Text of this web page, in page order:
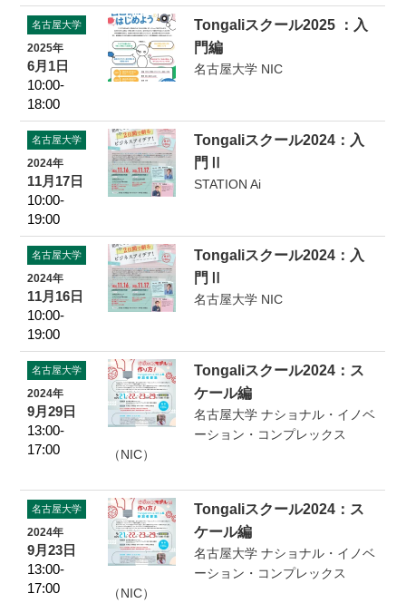
名古屋大学
2025年
6月1日
10:00-
18:00
Tongaliスクール2025 ：入
門編
名古屋大学 NIC
名古屋大学
2024年
11月17日
10:00-
19:00
Tongaliスクール2024：入
門Ⅱ
STATION Ai
名古屋大学
2024年
11月16日
10:00-
19:00
Tongaliスクール2024：入
門Ⅱ
名古屋大学 NIC
名古屋大学
2024年
9月29日
13:00-
17:00
Tongaliスクール2024：ス
ケール編
名古屋大学 ナショナル・イノベ
ーション・コンプレックス
（NIC）
名古屋大学
2024年
9月23日
13:00-
17:00
Tongaliスクール2024：ス
ケール編
名古屋大学 ナショナル・イノベ
ーション・コンプレックス
（NIC）